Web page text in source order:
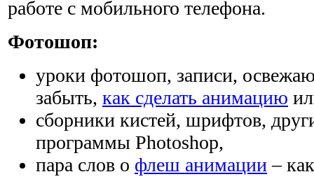
работе с мобильного телефона.
Фотошоп:
уроки фотошоп, записи,
забыть, как сделать анимацию
сборники кистей, шрифтов,
программы Photoshop,
пара слов о флеш анимации–